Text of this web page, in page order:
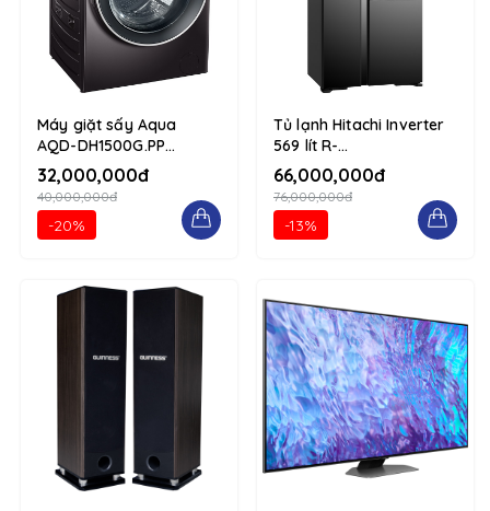
Máy giặt sấy Aqua
AQD-DH1500G.PP
15/10kg 1234 d-flex flex-
column
32,000,000đ
40,000,000đ
-20%
Tủ lạnh Hitachi Inverter
569 lít R-
MY800GVGV0(MIR) 1234
d-flex flex-column
66,000,000đ
76,000,000đ
-13%